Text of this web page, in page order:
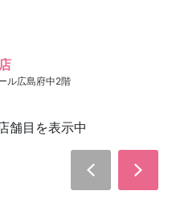
ル広島府中2階
舗目を表示中